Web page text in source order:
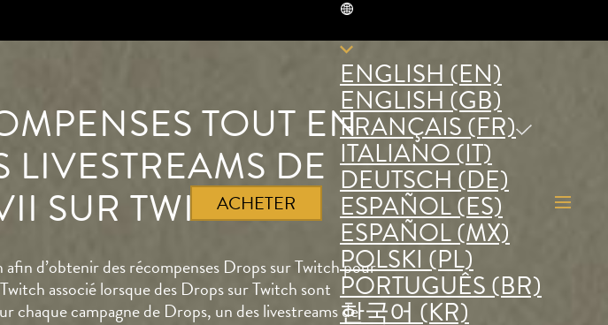
ACHETER
ENGLISH (EN)
ENGLISH (GB)
FRANÇAIS (FR)
ITALIANO (IT)
DEUTSCH (DE)
ESPAÑOL (ES)
ESPAÑOL (MX)
POLSKI (PL)
PORTUGUÊS (BR)
한국어 (KR)
TOUT EN
DE
SUR TWITCH !
d’obtenir des récompenses Drops sur Twitch pour
associé lorsque des Drops sur Twitch sont
chaque campagne de Drops, un des livestreams de